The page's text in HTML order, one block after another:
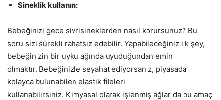
Sineklik kullanın:
Bebeğinizi gece sivrisineklerden nasıl korursunuz? Bu
soru sizi sürekli rahatsız edebilir. Yapabileceğiniz ilk şey,
bebeğinizin bir uyku ağında uyuduğundan emin
olmaktır. Bebeğinizle seyahat ediyorsanız, piyasada
kolayca bulunabilen elastik fileleri
kullanabilirsiniz. Kimyasal olarak işlenmiş ağlar da bu amaç